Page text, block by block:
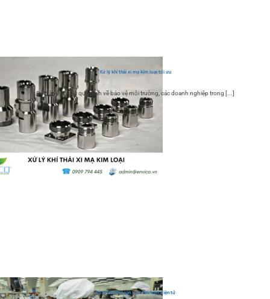
Xử lý khí thải xi mạ kim loại tối ưu
Để đáp ứng các quy định về bảo vệ môi trường, các doanh nghiệp trong [...]
Xử lý khí thải sản xuất linh kiện điện tử